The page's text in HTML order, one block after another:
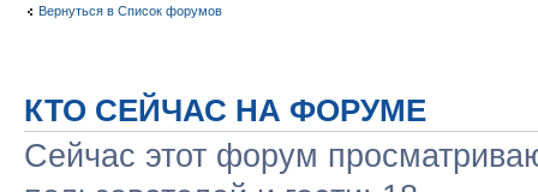
Вернуться в Список форумов
КТО СЕЙЧАС НА ФОРУМЕ
Сейчас этот форум